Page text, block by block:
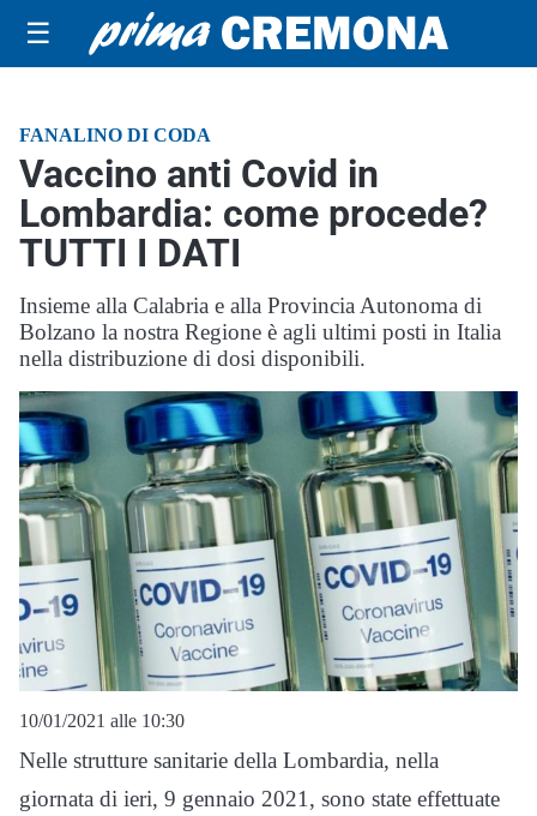
☰
FANALINO DI CODA
Vaccino anti Covid in
Lombardia: come procede?
TUTTI I DATI
Insieme alla Calabria e alla Provincia Autonoma di
Bolzano la nostra Regione è agli ultimi posti in Italia
nella distribuzione di dosi disponibili.
10/01/2021 alle 10:30
Nelle strutture sanitarie della Lombardia, nella
giornata di ieri, 9 gennaio 2021, sono state effettuate